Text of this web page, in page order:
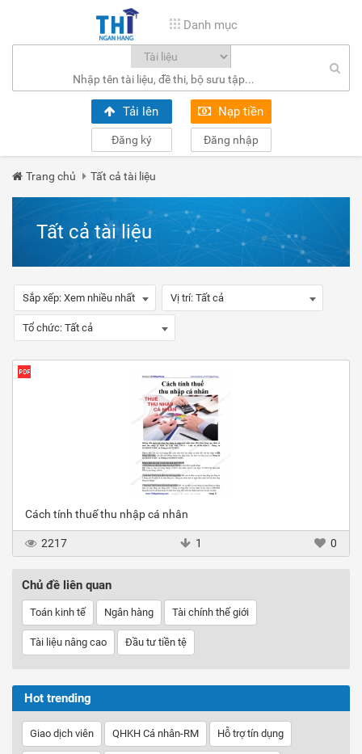
Danh mục
Tải lên Nạp tiền
Đăng ký Đăng nhập
Trang chủ Tất cả tài liệu
Tất cả tài liệu
Sắp xếp: Xem nhiều nhất Vị trí: Tất cả
Tổ chức: Tất cả
Cách tính thuế thu nhập cá nhân
2217 1 0
Chủ đề liên quan
Toán kinh tế Ngân hàng Tài chính thế giới
Tài liệu nâng cao Đầu tư tiền tệ
Hot trending
Giao dịch viên QHKH Cá nhân-RM Hỗ trợ tín dụng